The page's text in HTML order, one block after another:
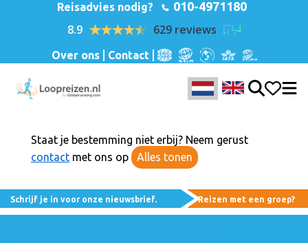
Reisadvies nodig? 010-4971180
8.9 629 reviews
Over ons Contact
Staat je bestemming niet erbij? Neem gerust
contact met ons op Alles tonen
Schrijf je in voor onze nieuwsbrief. Reizen met een groep?